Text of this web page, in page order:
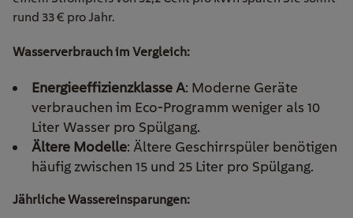
rund 33 € pro Jahr.
Wasserverbrauch im Vergleich:
Energieeffizienzklasse A: Moderne Geräte
verbrauchen im Eco-Programm weniger als 10
Liter Wasser pro Spülgang.
Ältere Modelle: Ältere Geschirrspüler benötigen
häufig zwischen 15 und 25 Liter pro Spülgang.
Jährliche Wassereinsparungen: